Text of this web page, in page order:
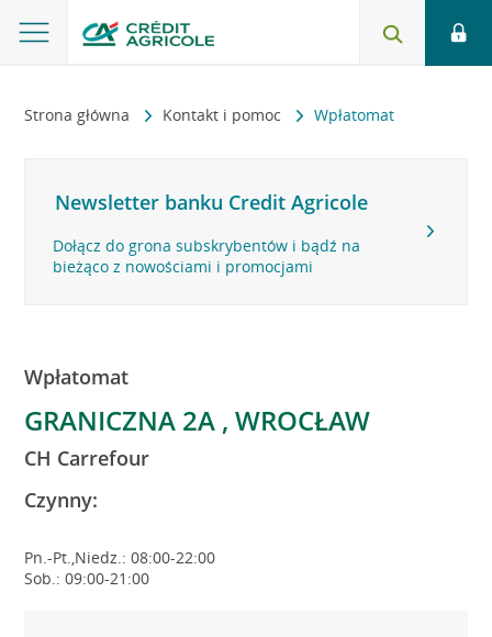
Strona główna Kontakt i pomoc Wpłatomat
Newsletter banku Credit Agricole
Dołącz do grona subskrybentów i bądź na
bieżąco z nowościami i promocjami
Wpłatomat
GRANICZNA 2A , WROCŁAW
CH Carrefour
Czynny:
Pn.-Pt.,Niedz.: 08:00-22:00
Sob.: 09:00-21:00